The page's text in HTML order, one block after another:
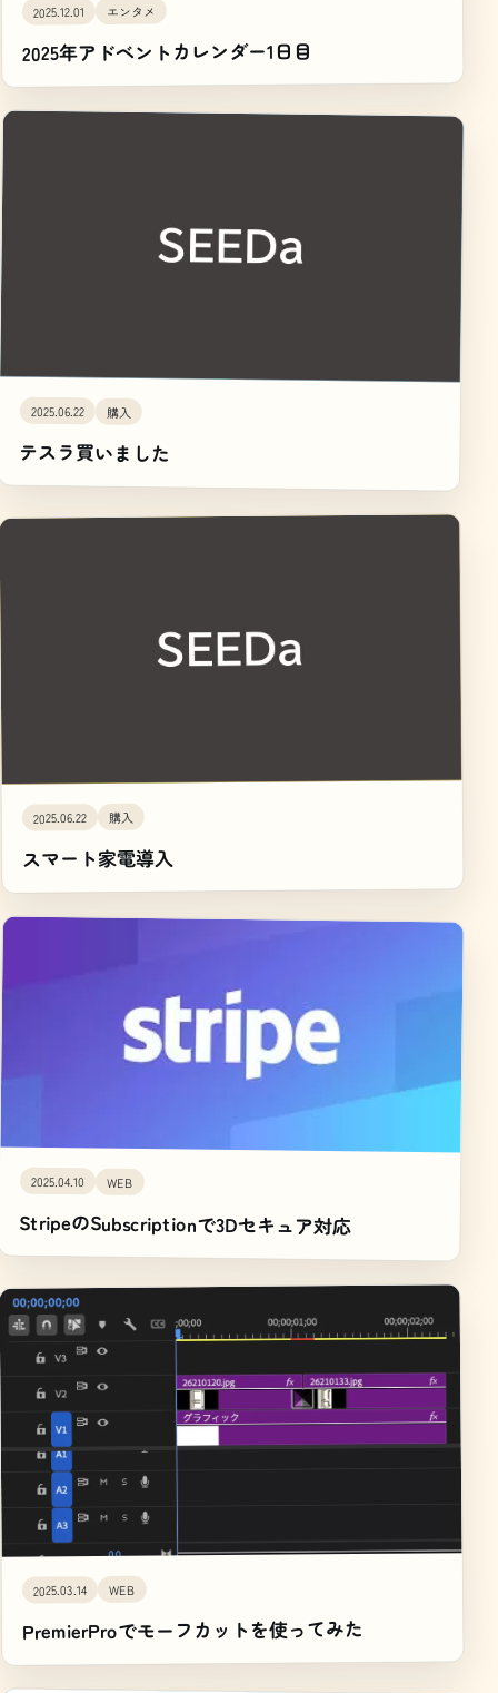
2025.12.01 エンタメ
2025年アドベントカレンダー1日目
2025.06.22 購入
テスラ買いました
2025.06.22 購入
スマート家電導入
2025.04.10 WEB
StripeのSubscriptionで3Dセキュア対応
2025.03.14 WEB
PremierProでモーフカットを使ってみた